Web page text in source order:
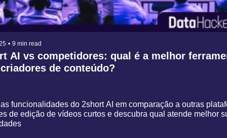
• 9 min read
AI vs competidores: qual é a melhor
de conteúdo?
funcionalidades do 2short AI em comparação a outras
de edição de vídeos curtos e descubra qual atende melhor